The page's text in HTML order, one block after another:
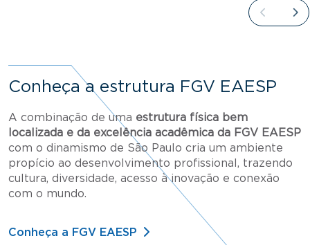
Conheça a estrutura FGV EAESP
A combinação de uma estrutura física bem
localizada e da excelência acadêmica da FGV EAESP
com o dinamismo de São Paulo cria um ambiente
propício ao desenvolvimento profissional, trazendo
cultura, diversidade, acesso à inovação e conexão
com o mundo.
Conheça a FGV EAESP